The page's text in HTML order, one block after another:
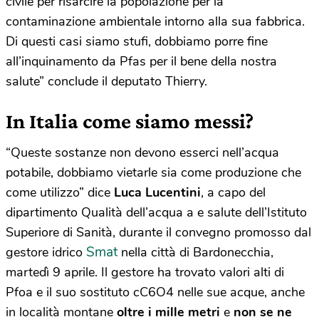
contaminazione ambientale intorno alla sua fabbrica.
Di questi casi siamo stufi, dobbiamo porre fine
all’inquinamento da Pfas per il bene della nostra
salute” conclude il deputato Thierry.
In Italia come siamo messi?
“Queste sostanze non devono esserci nell’acqua
potabile, dobbiamo vietarle sia come produzione che
come utilizzo” dice Luca Lucentini, a capo del
dipartimento Qualità dell’acqua a e salute dell’Istituto
Superiore di Sanità, durante il convegno promosso dal
gestore idrico Smatnella città di Bardonecchia,
martedì 9 aprile. Il gestore ha trovato valori alti di
Pfoa e il suo sostituto cC6O4 nelle sue acque, anche
in località montane oltre i mille metri e non se ne